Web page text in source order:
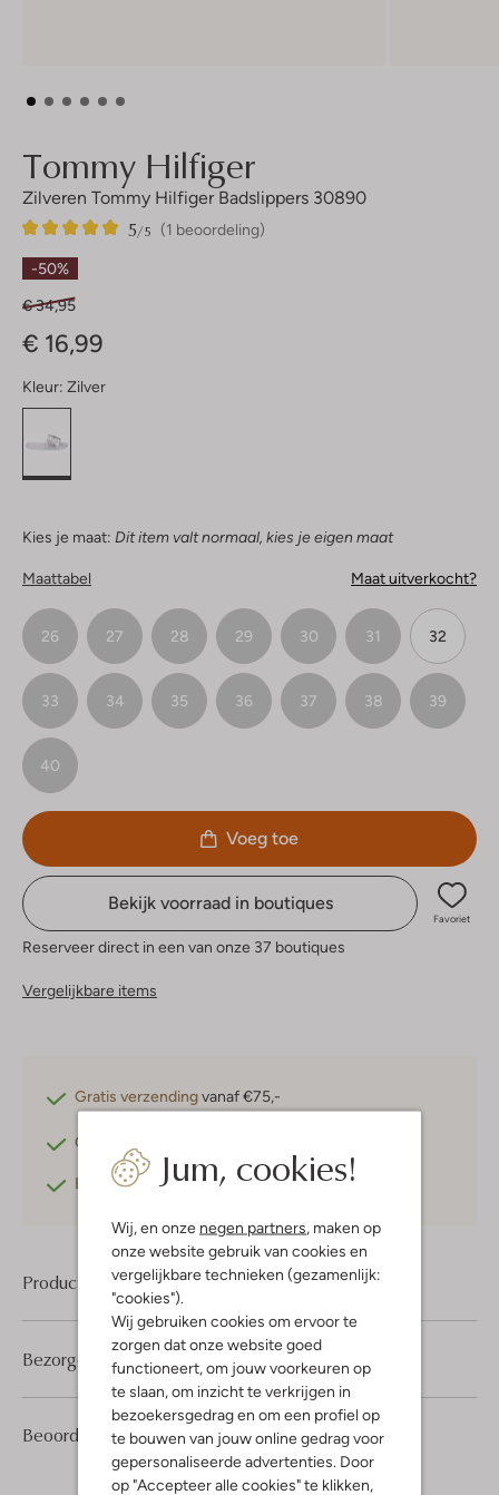
Jum, cookies!
Wij, en onze negen partners, maken op
onze website gebruik van cookies en
vergelijkbare technieken (gezamenlijk:
"cookies").
Wij gebruiken cookies om ervoor te
zorgen dat onze website goed
functioneert, om jouw voorkeuren op
te slaan, om inzicht te verkrijgen in
bezoekersgedrag en om een profiel op
te bouwen van jouw online gedrag voor
gepersonaliseerde advertenties. Door
op "Accepteer alle cookies" te klikken,
Tommy Hilfiger
Zilveren Tommy Hilfiger Badslippers 30890
(1 beoordeling)
5/5
1
5
Sterren
-50%
€ 34,95
€ 16,99
Kleur: Zilver
Kies je maat: Dit item valt normaal, kies je eigen maat
Maattabel Maat uitverkocht?
26 27 28 29 30 31 32
33 34 35 36 37 38 39
40
Voeg toe
Bekijk voorraad in boutiques
Favoriet
Reserveer direct in een van onze 37 boutiques
Vergelijkbare items
Gratis verzendingvanaf €75,-
Gratis retourneren
Betaal achterafmet Klarna
Product informatie
Beoordelingen (1) 5/5
1
5
Sterren
Bezorgen & retourneren